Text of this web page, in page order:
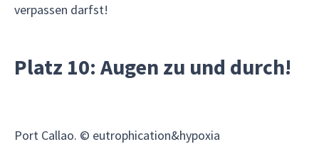
verpassen darfst!
Platz 10: Augen zu und durch!
Port Callao. © eutrophication&hypoxia